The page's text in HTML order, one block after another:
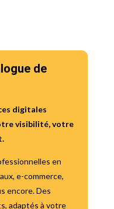
de
digitales
visibilité, votre
en
e-commerce,
encore. Des
adaptés à votre